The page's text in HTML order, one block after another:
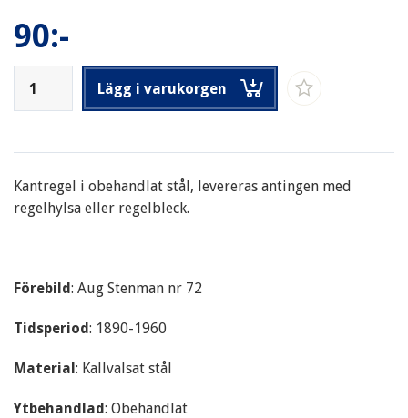
90:-
Lägg i varukorgen
Kantregel i obehandlat stål, levereras antingen med
regelhylsa eller regelbleck.
Förebild: Aug Stenman nr 72
Tidsperiod: 1890-1960
Material: Kallvalsat stål
Ytbehandlad: Obehandlat